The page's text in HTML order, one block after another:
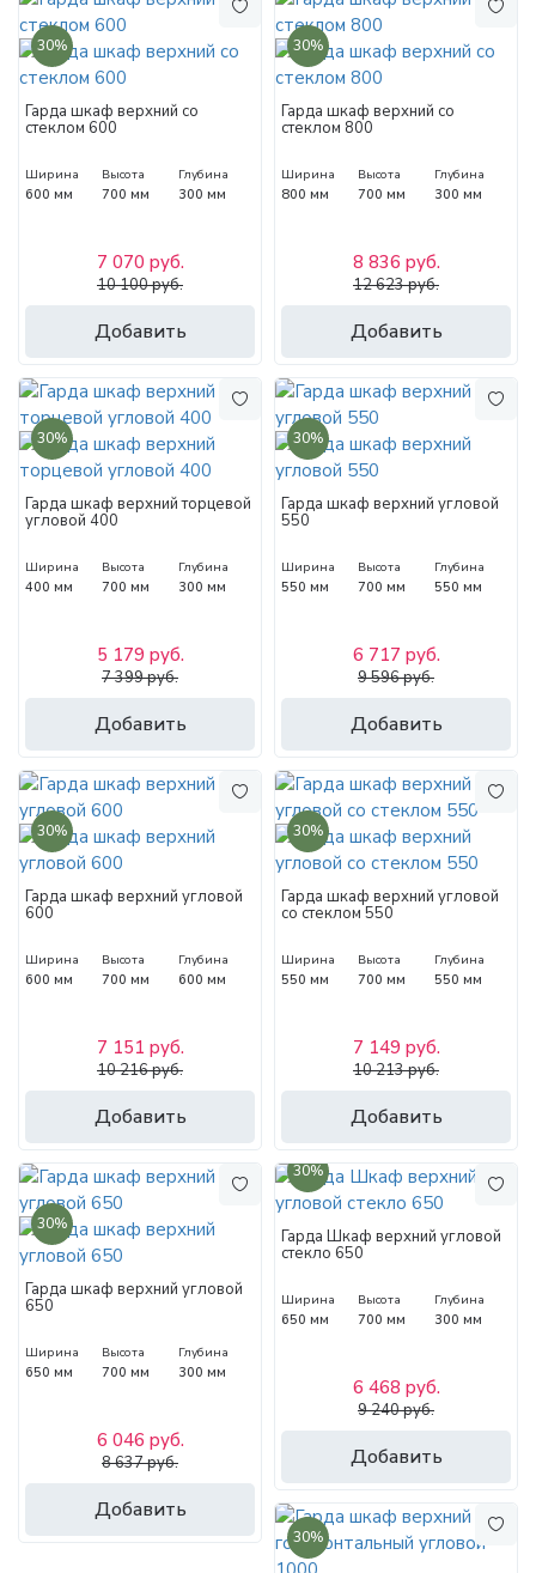
30%
Гарда шкаф верхний со
стеклом 600
Ширина
600 мм
Высота
700 мм
Глубина
300 мм
Добавить
7 070 руб.
10 100 руб.
30%
Гарда шкаф верхний со
стеклом 800
Ширина
800 мм
Высота
700 мм
Глубина
300 мм
Добавить
8 836 руб.
12 623 руб.
30%
Гарда шкаф верхний торцевой
угловой 400
Ширина
400 мм
Высота
700 мм
Глубина
300 мм
Добавить
5 179 руб.
7 399 руб.
30%
Гарда шкаф верхний угловой
550
Ширина
550 мм
Высота
700 мм
Глубина
550 мм
Добавить
6 717 руб.
9 596 руб.
30%
Гарда шкаф верхний угловой
600
Ширина
600 мм
Высота
700 мм
Глубина
600 мм
Добавить
7 151 руб.
10 216 руб.
30%
Гарда шкаф верхний угловой
со стеклом 550
Ширина
550 мм
Высота
700 мм
Глубина
550 мм
Добавить
7 149 руб.
10 213 руб.
30%
Гарда шкаф верхний угловой
650
Ширина
650 мм
Высота
700 мм
Глубина
300 мм
Добавить
6 046 руб.
8 637 руб.
30%
Гарда Шкаф верхний угловой
стекло 650
Ширина
650 мм
Высота
700 мм
Глубина
300 мм
Добавить
6 468 руб.
9 240 руб.
30%